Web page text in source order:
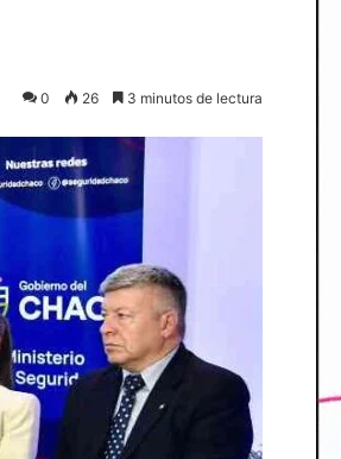
0 26 3 minutos de lectura